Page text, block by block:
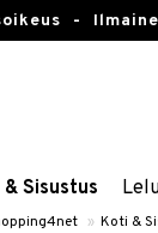
-
Sisustus
» Koti &